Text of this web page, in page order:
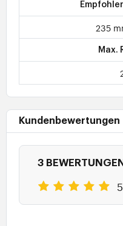
235
Max.
Kundenbewertungen
3 BEWERTUNGEN